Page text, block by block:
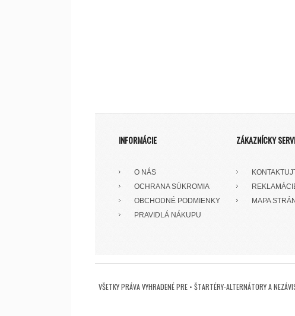
INFORMÁCIE
O NÁS
OCHRANA SÚKROMIA
OBCHODNÉ PODMIENKY
PRAVIDLÁ NÁKUPU
ZÁKAZNÍCKY
MAPA
VŠETKY PRÁVA VYHRADENÉ PRE • ŠTARTÉRY-ALTERNÁTORY A